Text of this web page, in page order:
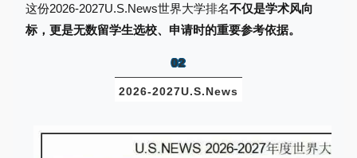
这份2026-2027U.S.News世界大学排名不仅是学术风向
标，更是无数留学生选校、申请时的重要参考依据。
02
2026-2027U.S.News